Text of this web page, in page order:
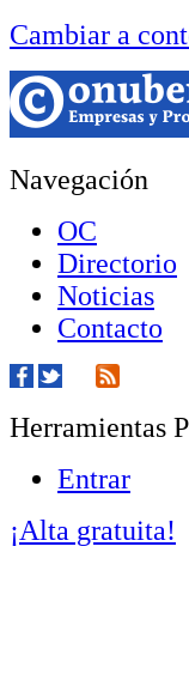
Cambiar a
Navegación
OC
Directorio
Noticias
Contacto
Herramientas
Entrar
¡Alta gratuita!